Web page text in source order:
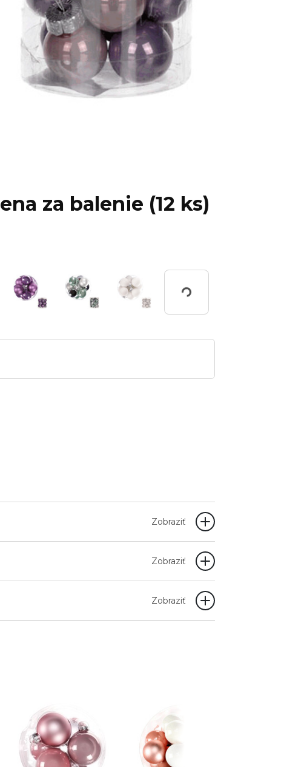
za balenie (12 ks)
Working...
Zobraziť
Zobraziť
Zobraziť